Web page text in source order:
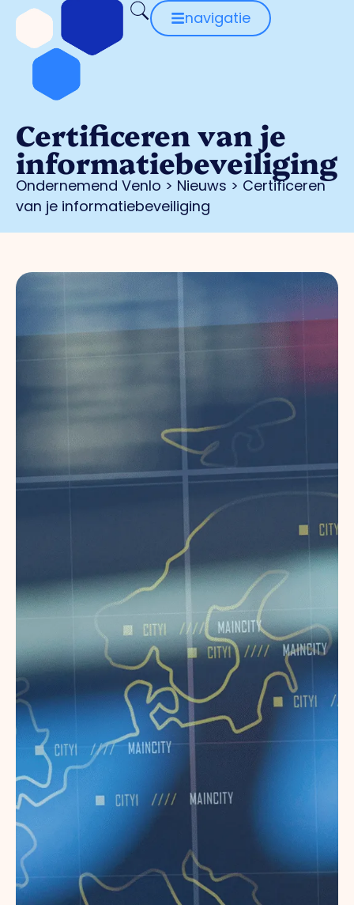
navigatie
Certificeren van je
informatiebeveiliging
Ondernemend Venlo > Nieuws > Certificeren
van je informatiebeveiliging